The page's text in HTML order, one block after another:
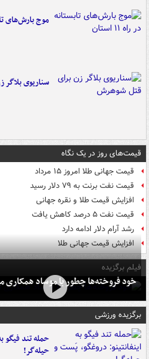
موج بارش‌های
سناریوی
قیمت‌های روز در یک نگاه
قیمت جهانی طلا امروز ۱۵ مرداد
قیمت نفت برنت به ۷۹ دلار رسید
افزایش قیمت طلا و نقره جهانی
قیمت نفت ۵ درصد کاهش یافت
رشد آرام دلار ادامه دارد
افزایش قیمت جهانی طلا
فیلم برگزیده
خود فروخته‌ها چطور با موساد همکاری
برگزیده ورزشی
حمله تند فیگو
حیله‌گر!